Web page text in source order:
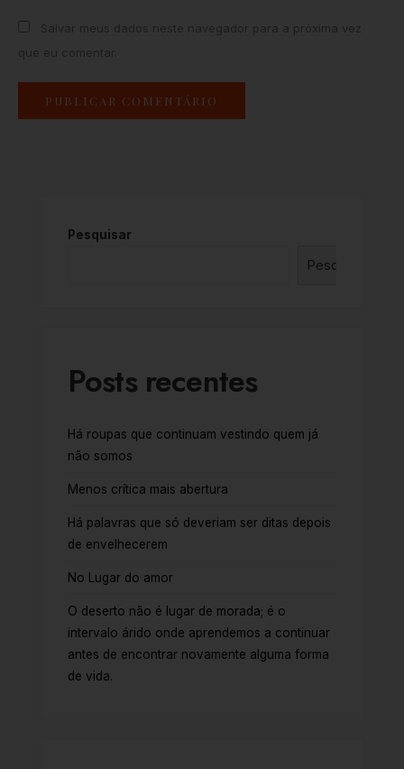
Pesquisar
Pesquisar
Posts recentes
Há roupas que continuam vestindo quem já
não somos
Menos crítica mais abertura
Há palavras que só deveriam ser ditas depois
de envelhecerem
No Lugar do amor
O deserto não é lugar de morada; é o
intervalo árido onde aprendemos a continuar
antes de encontrar novamente alguma forma
de vida.